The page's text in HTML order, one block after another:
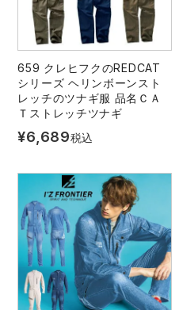
659 クレヒフクのREDCAT
シリーズ ヘリンボーンスト
レッチのツナギ服 品名ＣＡ
Ｔストレッチツナギ
¥6,689税込